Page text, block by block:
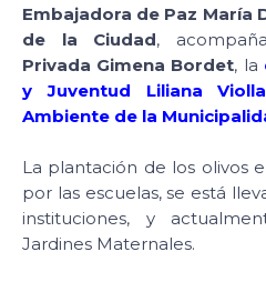
Embajadora de Paz María
de la Ciudad,
Privada Gimena Bordet, la
y Juventud Liliana
Ambiente de la
La plantación de los olivos
por las escuelas, se está
instituciones, y
Jardines Maternales.